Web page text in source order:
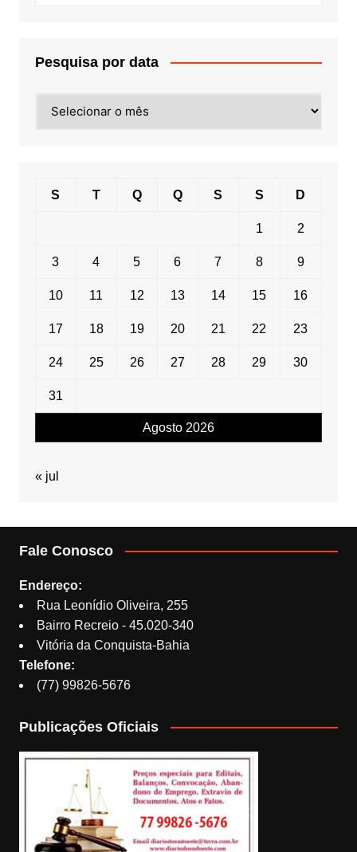
Pesquisa por data
por
Agosto 2026
S T Q Q S S D
1 2
3 4 5 6 7 8 9
10 11 12 13 14 15 16
17 18 19 20 21 22 23
24 25 26 27 28 29 30
31
« jul
Fale Conosco
Endereço:
Rua Leonídio Oliveira, 255
Bairro Recreio - 45.020-340
Vitória da Conquista-Bahia
Telefone:
(77) 99826-5676
Publicações Oficiais